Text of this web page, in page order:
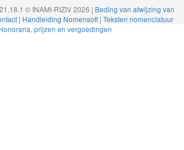
© INAMI-RIZIV 2026 | Beding van afwijzing van
| Handleiding Nomensoft | Teksten nomenclatuur
prijzen en vergoedingen